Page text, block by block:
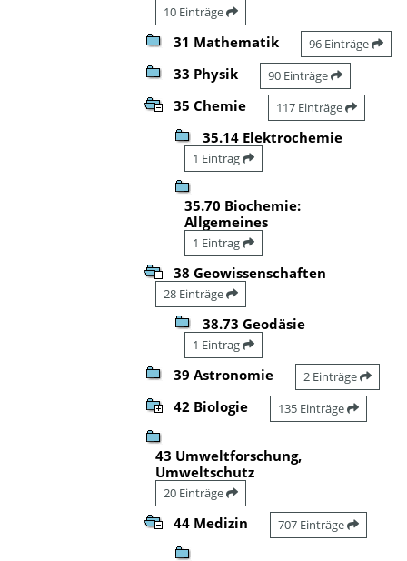
10 Einträge
31 Mathematik 96 Einträge
33 Physik 90 Einträge
35 Chemie 117 Einträge
35.14 Elektrochemie
1 Eintrag
35.70 Biochemie:
Allgemeines
1 Eintrag
38 Geowissenschaften
28 Einträge
38.73 Geodäsie
1 Eintrag
39 Astronomie 2 Einträge
42 Biologie 135 Einträge
43 Umweltforschung,
Umweltschutz
20 Einträge
44 Medizin 707 Einträge